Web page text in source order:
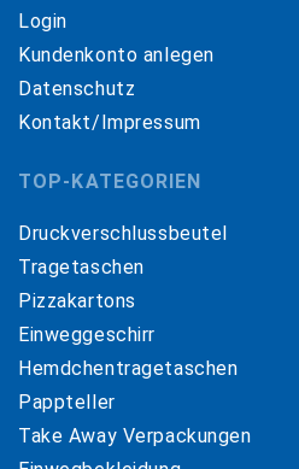
Login
Kundenkonto anlegen
Datenschutz
Kontakt/Impressum
TOP-KATEGORIEN
Druckverschlussbeutel
Tragetaschen
Pizzakartons
Einweggeschirr
Hemdchentragetaschen
Pappteller
Take Away Verpackungen